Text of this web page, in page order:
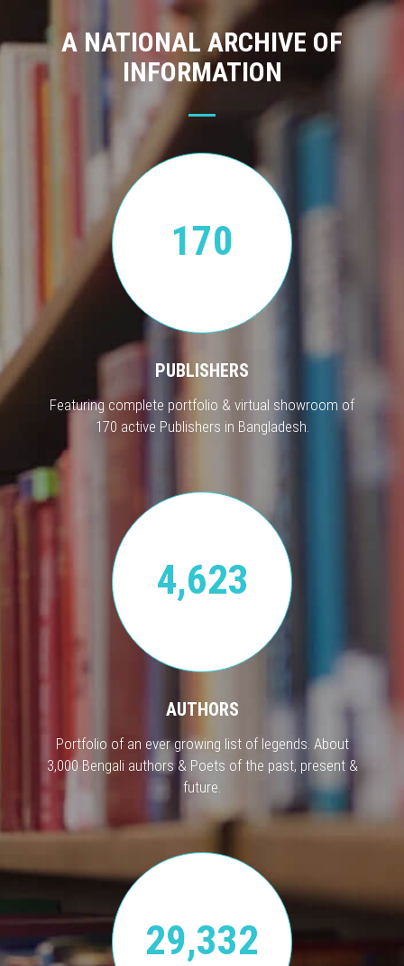
A NATIONAL ARCHIVE OF
INFORMATION
170
PUBLISHERS
Featuring complete portfolio & virtual showroom of
170 active Publishers in Bangladesh.
4,623
AUTHORS
Portfolio of an ever growing list of legends. About
3,000 Bengali authors & Poets of the past, present &
future.
29,332